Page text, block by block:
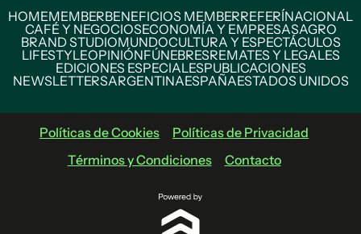
HOMEMEMBERBENEFICIOS MEMBERREFERÍNACIONAL
CAFÉ Y NEGOCIOSECONOMÍA Y EMPRESASAGRO
BRAND STUDIOMUNDOCULTURA Y ESPECTÁCULOS
LIFESTYLEOPINIÓNFÚNEBRESREMATES Y LEGALES
EDICIONES ESPECIALESPUBLICACIONES
NEWSLETTERSARGENTINAESPAÑAESTADOS UNIDOS
Políticas de Cookies
Políticas de Privacidad
Términos y Condiciones
Contacto